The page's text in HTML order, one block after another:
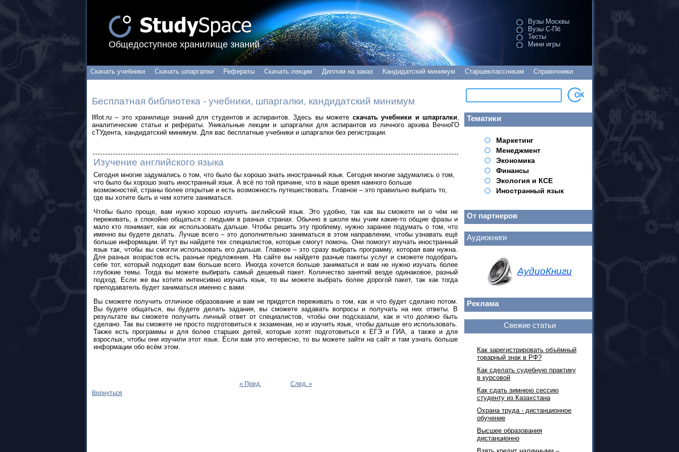
Общедоступное хранилище знаний
Вузы Москвы
Вузы С-Пб
Тесты
Мини игры
Скачать учебники Скачать шпаргалки Рефераты Скачать лекции Диплом на заказ Кандидатский минимум Старшеклассникам Справочники
Бесплатная библиотека - учебники, шпаргалки, кандидатский минимум
llflot.ru – это хранилище знаний для студентов и аспирантов. Здесь вы можете скачать учебники и шпаргалки
аналитические статьи и рефераты. Уникальные лекции и шпаргалки для аспирантов из личного архива ВечноГО
сТУдента, кандидатский минимум. Для вас бесплатные учебники и шпаргалки без регистрации.
Изучение английского языка
Сегодня многие задумались о том, что было бы хорошо знать иностранный язык. Сегодня многие задумались о том,
что было бы хорошо знать иностранный язык. А всё по той причине, что в наше время намного больше
возможностей, страны более открытые и есть возможность путешествовать. Главное – это правильно выбрать то,
где вы хотите быть и чем хотите заниматься.
Чтобы было проще, вам нужно хорошо изучить английский язык. Это удобно, так как вы сможете ни о чём не
переживать, а спокойно общаться с людьми в разных странах. Обычно в школе мы учим какие-то общие фразы и
мало кто понимает, как их использовать дальше. Чтобы решить эту проблему, нужно заранее подумать о том, что
именно вы будете делать. Лучше всего – это дополнительно заниматься в этом направлении, чтобы узнавать ещё
больше информации. И тут вы найдете тех специалистов, которые смогут помочь. Они помогут изучать иностранный
язык так, чтобы вы смогли использовать его дальше. Главное – это сразу выбрать программу, которая вам нужна.
Для разных возрастов есть разные предложения. На сайте вы найдете разные пакеты услуг и сможете подобрать
себе тот, который подходит вам больше всего. Иногда хочется больше заниматься и вам не нужно изучать более
глубокие темы. Тогда вы можете выбирать самый дешевый пакет. Количество занятий везде одинаковое, разный
подход. Если же вы хотите интенсивно изучать язык, то вы можете выбрать более дорогой пакет, так как тогда
преподаватель будет заниматься именно с вами.
Вы сможете получить отличное образование и вам не придется переживать о том, как и что будет сделано потом.
Вы будете общаться, вы будете делать задания, вы сможете задавать вопросы и получать на них ответы. В
результате вы сможете получить личный ответ от специалистов, чтобы они подсказали, как и что должно быть
сделано. Так вы сможете не просто подготовиться к экзаменам, но и изучить язык, чтобы дальше его использовать.
Также есть программы и для более старших детей, которые хотят подготовиться к ЕГЭ и ГИА, а также и для
взрослых, чтобы они изучили этот язык. Если вам это интересно, то вы можете зайти на сайт и там узнать больше
информации обо всём этом.
« Пред.
След. »
Вернуться
Тематики
Маркетинг
Менеджмент
Экономика
Финансы
Экология и КСЕ
Иностранный язык
От партнеров
Аудиокниги
АудиоКниги
Реклама
Свежие статьи
Как зарегистрировать объёмный
товарный знак в РФ?
Как сделать судебную практику
в курсовой
Как сдать зимнюю сессию
студенту из Казахстана
Охрана труда - дистанционное
обучение
Высшее образования
дистанционно